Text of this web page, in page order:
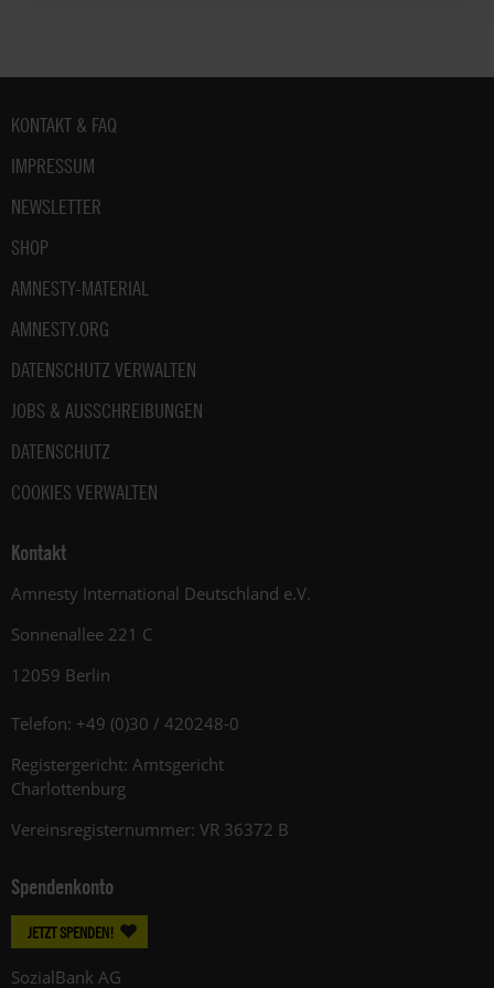
Fußbereich
KONTAKT & FAQ
IMPRESSUM
NEWSLETTER
SHOP
AMNESTY-MATERIAL
AMNESTY.ORG
DATENSCHUTZ VERWALTEN
JOBS & AUSSCHREIBUNGEN
DATENSCHUTZ
COOKIES VERWALTEN
Kontakt
Amnesty International Deutschland e.V.
Sonnenallee 221 C
12059 Berlin
Telefon: +49 (0)30 / 420248-0
Registergericht: Amtsgericht
Charlottenburg
Vereinsregisternummer: VR 36372 B
Spendenkonto
JETZT SPENDEN!
SozialBank AG